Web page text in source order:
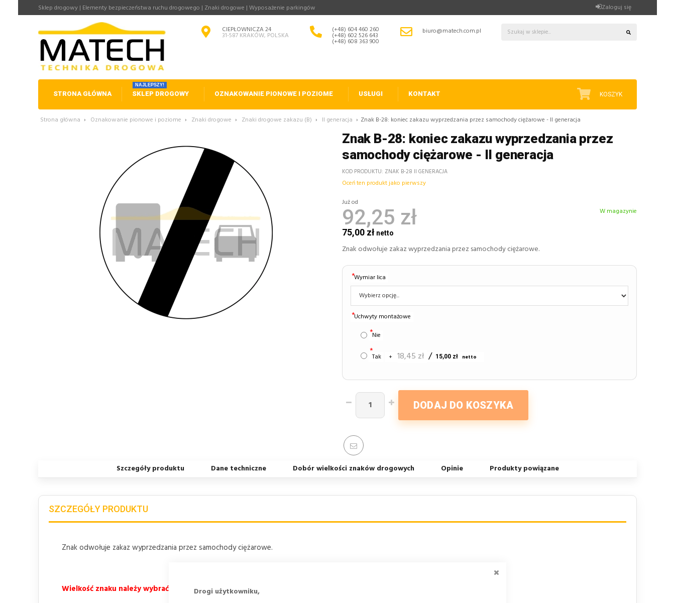
Drogi użytkowniku,
Sklep drogowy | Elementy bezpieczeństwa ruchu drogowego | Znaki drogowe | Wyposażenie parkingów Zaloguj się
CIEPŁOWNICZA 24
31-587 KRAKÓW, POLSKA
(+48) 604 460 260
(+48) 602 526 643
(+48) 608 363 900
biuro@matech.com.pl
STRONA GŁÓWNA SKLEP DROGOWY
NAJLEPSZY!
OZNAKOWANIE PIONOWE I POZIOME USŁUGI KONTAKT KOSZYK
Strona główna › Oznakowanie pionowe i poziome › Znaki drogowe › Znaki drogowe zakazu (B) › II generacja › Znak B-28: koniec zakazu wyprzedzania przez samochody ciężarowe - II generacja
Znak B-28: koniec zakazu wyprzedzania przez
samochody ciężarowe - II generacja
KOD PRODUKTU ZNAK B-28 II GENERACJA
Oceń ten produkt jako pierwszy
Już od
92,25 zł
75,00 zł
W magazynie
Znak odwołuje zakaz wyprzedzania przez samochody ciężarowe.
Wymiar lica
Uchwyty montażowe
Nie
Tak + 18,45 zł 15,00 zł
DODAJ DO KOSZYKA
Szczegóły produktu Dane techniczne Dobór wielkości znaków drogowych Opinie Produkty powiązane
SZCZEGÓŁY PRODUKTU
Znak odwołuje zakaz wyprzedzania przez samochody ciężarowe.
Wielkość znaku należy wybrać z listy rozwijanej "WYMIAR LICA" na górze